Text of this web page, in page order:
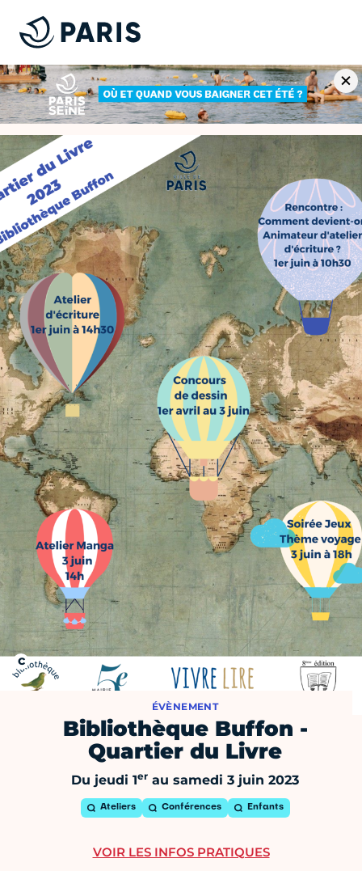
ÉVÈNEMENT
Bibliothèque Buffon -
Quartier du Livre
Du jeudi 1er au samedi 3 juin 2023
Ateliers Conférences Enfants
VOIR LES INFOS PRATIQUES